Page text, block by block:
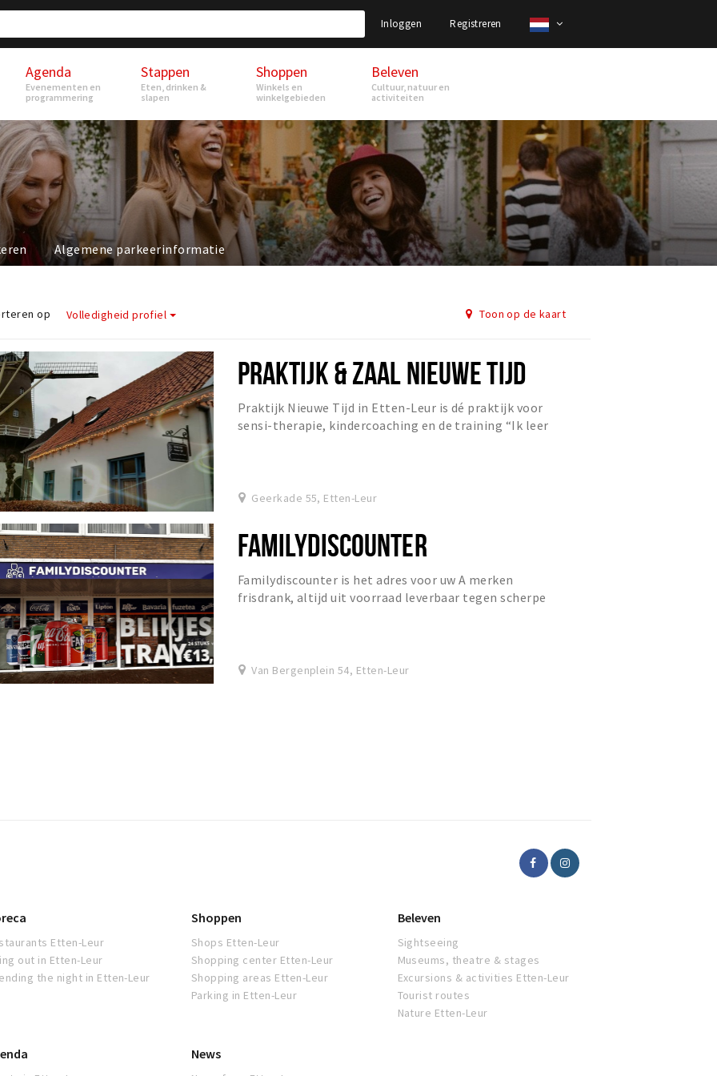
Inloggen Registreren
Agenda
Evenementen en
programmering
Stappen
Eten, drinken &
slapen
Shoppen
Winkels en
winkelgebieden
Beleven
Cultuur, natuur en
activiteiten
Algemene parkeerinformatie
op Volledigheid profiel Toon op de kaart
PRAKTIJK & ZAAL NIEUWE TIJD
Praktijk Nieuwe Tijd in Etten-Leur is dé praktijk voor
sensi-therapie, kindercoaching en de training “Ik leer
Geerkade 55, Etten-Leur
FAMILYDISCOUNTER
Familydiscounter is het adres voor uw A merken
frisdrank, altijd uit voorraad leverbaar tegen scherpe
Van Bergenplein 54, Etten-Leur
Etten-Leur
out in Etten-Leur
the night in Etten-Leur
Shoppen
Shops Etten-Leur
Shopping center Etten-Leur
Shopping areas Etten-Leur
Parking in Etten-Leur
Beleven
Sightseeing
Museums, theatre & stages
Excursions & activities Etten-Leur
Tourist routes
Nature Etten-Leur
News